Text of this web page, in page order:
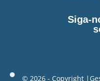
Siga-
©️ 2026 - Copyright